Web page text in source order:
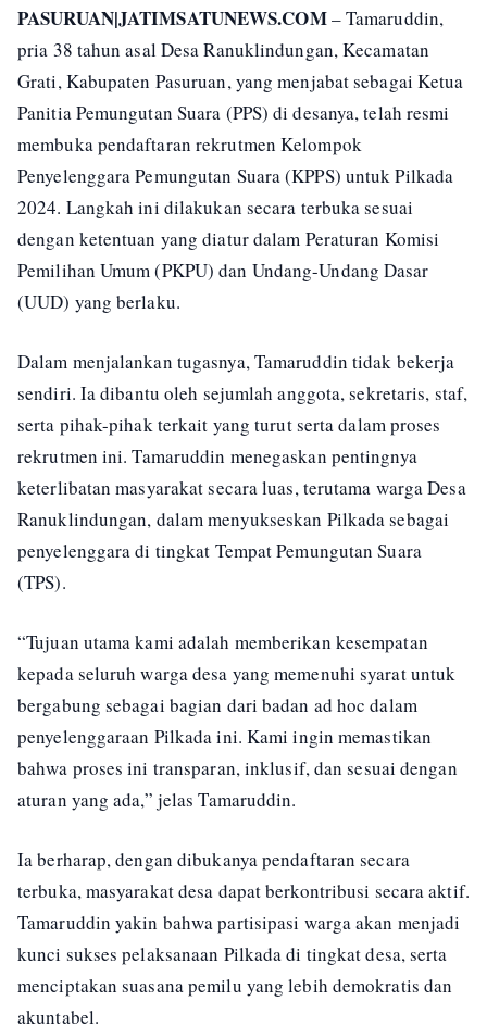
PASURUAN|JATIMSATUNEWS.COM– Tamaruddin,
pria 38 tahun asal Desa Ranuklindungan, Kecamatan
Grati, Kabupaten Pasuruan, yang menjabat sebagai Ketua
Panitia Pemungutan Suara (PPS) di desanya, telah resmi
membuka pendaftaran rekrutmen Kelompok
Penyelenggara Pemungutan Suara (KPPS) untuk Pilkada
2024. Langkah ini dilakukan secara terbuka sesuai
dengan ketentuan yang diatur dalam Peraturan Komisi
Pemilihan Umum (PKPU) dan Undang-Undang Dasar
(UUD) yang berlaku.
Dalam menjalankan tugasnya, Tamaruddin tidak bekerja
sendiri. Ia dibantu oleh sejumlah anggota, sekretaris, staf,
serta pihak-pihak terkait yang turut serta dalam proses
rekrutmen ini. Tamaruddin menegaskan pentingnya
keterlibatan masyarakat secara luas, terutama warga Desa
Ranuklindungan, dalam menyukseskan Pilkada sebagai
penyelenggara di tingkat Tempat Pemungutan Suara
(TPS).
“Tujuan utama kami adalah memberikan kesempatan
kepada seluruh warga desa yang memenuhi syarat untuk
bergabung sebagai bagian dari badan ad hoc dalam
penyelenggaraan Pilkada ini. Kami ingin memastikan
bahwa proses ini transparan, inklusif, dan sesuai dengan
aturan yang ada,” jelas Tamaruddin.
Ia berharap, dengan dibukanya pendaftaran secara
terbuka, masyarakat desa dapat berkontribusi secara aktif.
Tamaruddin yakin bahwa partisipasi warga akan menjadi
kunci sukses pelaksanaan Pilkada di tingkat desa, serta
menciptakan suasana pemilu yang lebih demokratis dan
akuntabel.